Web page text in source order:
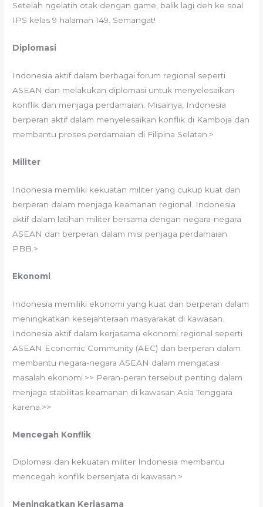
Setelah ngelatih otak dengan game, balik lagi deh ke soal
IPS kelas 9 halaman 149. Semangat!
Diplomasi
Indonesia aktif dalam berbagai forum regional seperti
ASEAN dan melakukan diplomasi untuk menyelesaikan
konflik dan menjaga perdamaian. Misalnya, Indonesia
berperan aktif dalam menyelesaikan konflik di Kamboja dan
membantu proses perdamaian di Filipina Selatan.>
Militer
Indonesia memiliki kekuatan militer yang cukup kuat dan
berperan dalam menjaga keamanan regional. Indonesia
aktif dalam latihan militer bersama dengan negara-negara
ASEAN dan berperan dalam misi penjaga perdamaian
PBB.>
Ekonomi
Indonesia memiliki ekonomi yang kuat dan berperan dalam
meningkatkan kesejahteraan masyarakat di kawasan.
Indonesia aktif dalam kerjasama ekonomi regional seperti
ASEAN Economic Community (AEC) dan berperan dalam
membantu negara-negara ASEAN dalam mengatasi
masalah ekonomi.>> Peran-peran tersebut penting dalam
menjaga stabilitas keamanan di kawasan Asia Tenggara
karena:>>
Mencegah Konflik
Diplomasi dan kekuatan militer Indonesia membantu
mencegah konflik bersenjata di kawasan.>
Meningkatkan Kerjasama